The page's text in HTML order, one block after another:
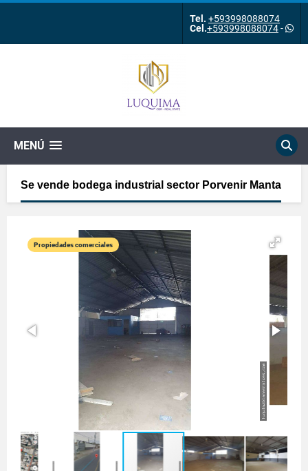
Tel. +593998088074
Cel.+593998088074-
MENÚ
Se vende bodega industrial sector Porvenir Manta
Propiedades comerciales